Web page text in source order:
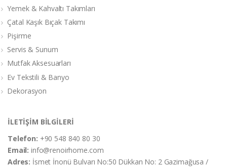
Yemek & Kahvaltı Takımları
Çatal Kaşık Bıçak Takımı
Pişirme
Servis & Sunum
Mutfak Aksesuarları
Ev Tekstili & Banyo
Dekorasyon
İLETİŞİM BİLGİLERİ
Telefon: +90 548 840 80 30
Email:info@renoirhome.com
Adres: İsmet İnonü Bulvarı No:50 Dükkan No: 2 Gazimağusa /